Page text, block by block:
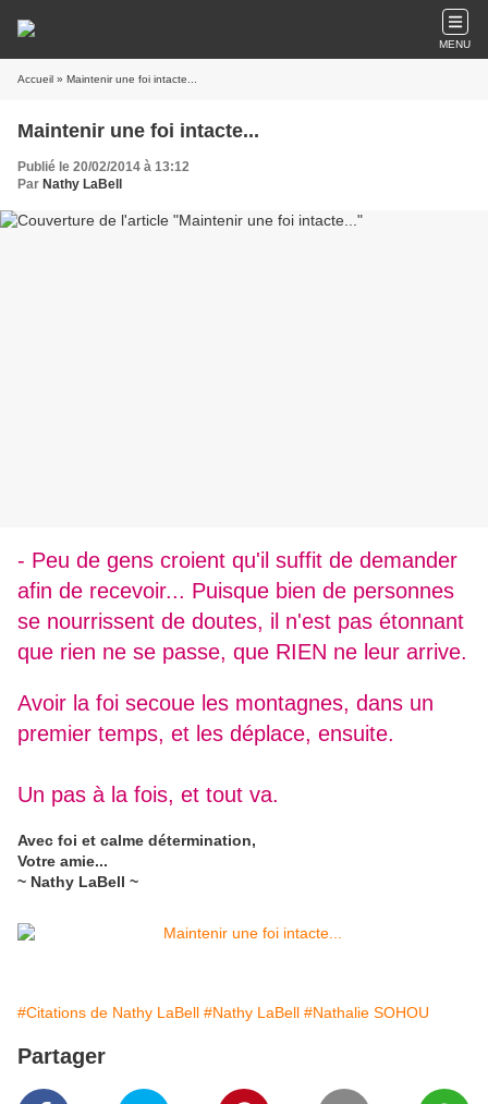
MENU
Accueil » Maintenir une foi intacte...
Maintenir une foi intacte...
Publié le 20/02/2014 à 13:12
Par Nathy LaBell
- Peu de gens croient qu'il suffit de demander
afin de recevoir... Puisque bien de personnes
se nourrissent de doutes, il n'est pas étonnant
que rien ne se passe, que RIEN ne leur arrive.
Avoir la foi secoue les montagnes, dans un
premier temps, et les déplace, ensuite.
Un pas à la fois, et tout va.
Avec foi et calme détermination,
Votre amie...
~ Nathy LaBell ~
#Citations de Nathy LaBell #Nathy LaBell #Nathalie SOHOU
Partager